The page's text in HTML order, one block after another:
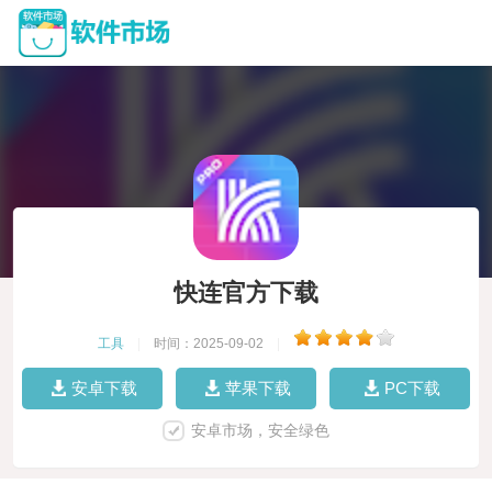
快连官方下载
工具 时间：2025-09-02
安卓下载 苹果下载 PC下载
安卓市场，安全绿色